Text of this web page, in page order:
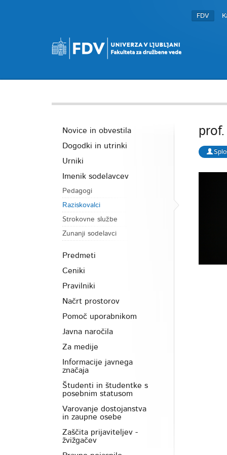
FDV
Novice in obvestila
Dogodki in utrinki
Urniki
Imenik sodelavcev
Pedagogi
Raziskovalci
Strokovne službe
Zunanji sodelavci
Predmeti
Ceniki
Pravilniki
Načrt prostorov
Pomoč uporabnikom
Javna naročila
Za medije
Informacije javnega
značaja
Študenti in študentke s
posebnim statusom
Varovanje dostojanstva
in zaupne osebe
Zaščita prijaviteljev -
žvižgačev